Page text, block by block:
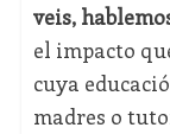
veis,
el impacto
cuya
madres o